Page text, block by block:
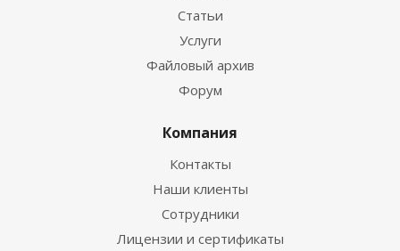
Статьи
Услуги
Файловый архив
Форум
Компания
Контакты
Наши клиенты
Сотрудники
Лицензии и сертификаты